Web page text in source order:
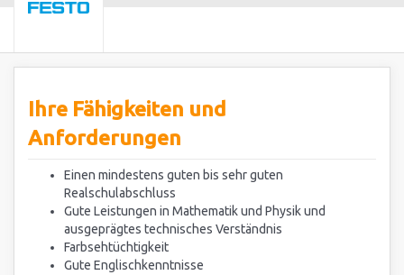
Ihre Fähigkeiten und
Anforderungen
Einen mindestens guten bis sehr guten
Realschulabschluss
Gute Leistungen in Mathematik und Physik und
ausgeprägtes technisches Verständnis
Farbsehtüchtigkeit
Gute Englischkenntnisse